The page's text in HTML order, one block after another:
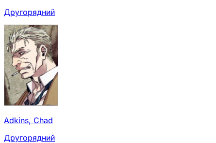
Другорядний
Adkins, Chad
Другорядний